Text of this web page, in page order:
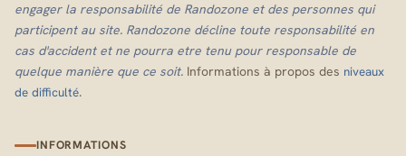
engager la responsabilité de Randozone et des personnes qui
participent au site. Randozone décline toute responsabilité en
cas d'accident et ne pourra etre tenu pour responsable de
quelque manière que ce soit. Informations à propos des niveaux
de difficulté.
INFORMATIONS